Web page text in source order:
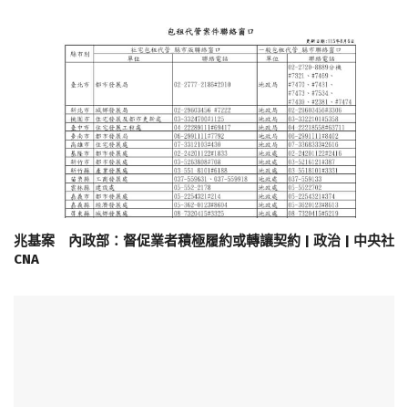
兆基案 內政部：督促業者積極履約或轉讓契約 | 政治 | 中央社
CNA